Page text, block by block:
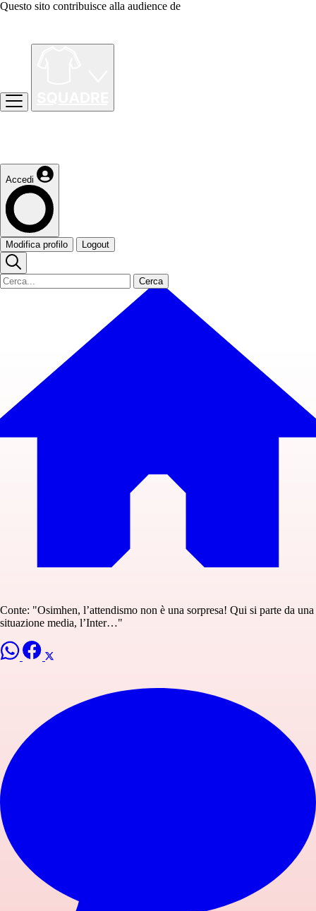
Questo sito contribuisce alla audience de
Accedi
Modifica profilo Logout
Cerca
Conte: "Osimhen, l’attendismo non è una sorpresa! Qui si parte da una
situazione media, l’Inter…"